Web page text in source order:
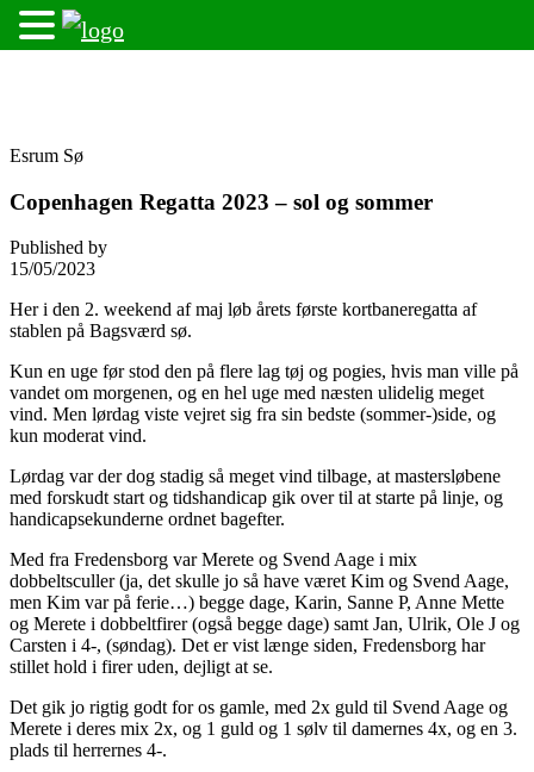
Esrum Sø
Copenhagen Regatta 2023 – sol og sommer
Published by
15/05/2023
Her i den 2. weekend af maj løb årets første kortbaneregatta af
stablen på Bagsværd sø.
Kun en uge før stod den på flere lag tøj og pogies, hvis man ville på
vandet om morgenen, og en hel uge med næsten ulidelig meget
vind. Men lørdag viste vejret sig fra sin bedste (sommer-)side, og
kun moderat vind.
Lørdag var der dog stadig så meget vind tilbage, at mastersløbene
med forskudt start og tidshandicap gik over til at starte på linje, og
handicapsekunderne ordnet bagefter.
Med fra Fredensborg var Merete og Svend Aage i mix
dobbeltsculler (ja, det skulle jo så have været Kim og Svend Aage,
men Kim var på ferie…) begge dage, Karin, Sanne P, Anne Mette
og Merete i dobbeltfirer (også begge dage) samt Jan, Ulrik, Ole J og
Carsten i 4-, (søndag). Det er vist længe siden, Fredensborg har
stillet hold i firer uden, dejligt at se.
Det gik jo rigtig godt for os gamle, med 2x guld til Svend Aage og
Merete i deres mix 2x, og 1 guld og 1 sølv til damernes 4x, og en 3.
plads til herrernes 4-.